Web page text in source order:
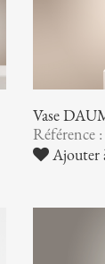
Vase
Référence
Ajouter